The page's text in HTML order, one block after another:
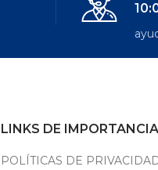
LINKS DE IMPORTANCIA
POLÍTICAS DE